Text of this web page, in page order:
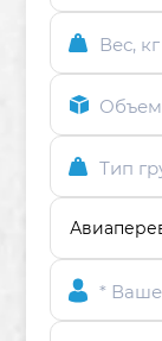
Вес, кг
Объем
Тип
*